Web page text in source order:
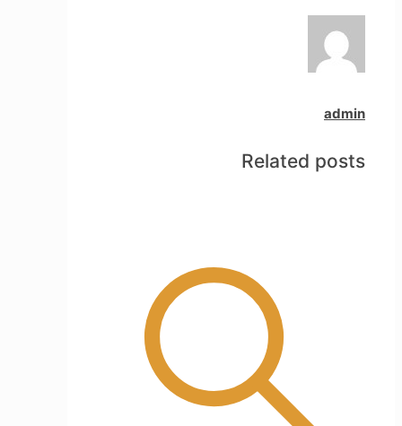
admin
Related posts